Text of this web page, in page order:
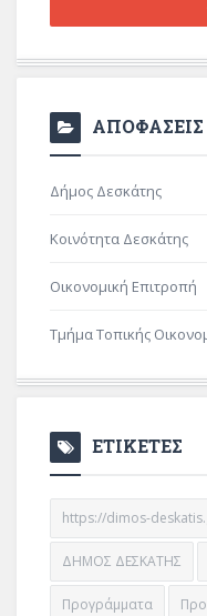
ΑΠΟΦΑΣΕΙΣ
Δήμος Δεσκάτης
Κοινότητα Δεσκάτης
Οικονομική Επιτροπή
Τμήμα Τοπικής
ΕΤΙΚΕΤΕΣ
https://dimos-
ΔΗΜΟΣ ΔΕΣΚΑΤΗΣ
Προγράμματα